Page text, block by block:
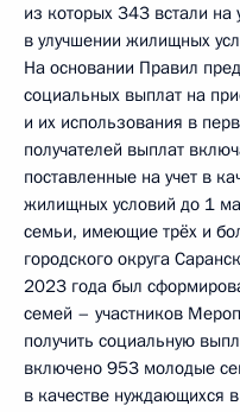
из которых 343 встали на
в улучшении жилищных
На основании Правил
социальных выплат на
и их использования в
получателей выплат
поставленные на учет в
жилищных условий до 1
семьи, имеющие трёх и
городского округа
2023 года был
семей – участников
получить социальную
включено 953 молодые
в качестве нуждающихся